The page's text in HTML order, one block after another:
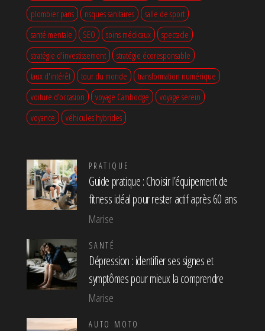
plombier paris
risques sanitaires
salle de sport
santé mentale
SEO soins médicaux
spectacle
stratégie d'investissement
stratégie écoresponsable
taux d'intérêt
tour du monde
transformation numérique
voiture d’occasion
voyage Cambodge
voyage serein
voyance
véhicules hybrides
PRATIQUE
Guide pratique : Choisir l’équipement de
fitness idéal pour rester actif après 60 ans
Marise
SANTÉ
Dépression : identifier ses signes et
symptômes pour mieux la comprendre
Marise
AUTO MOTO